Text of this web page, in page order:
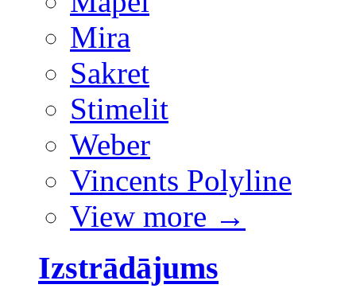
Mira
Sakret
Stimelit
Weber
Vincents Polyline
View more →
Izstrādājums